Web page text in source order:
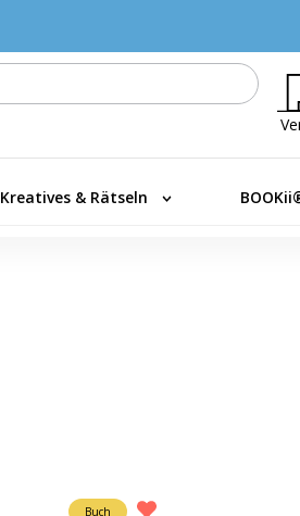
Kreatives & Rätseln
Buch